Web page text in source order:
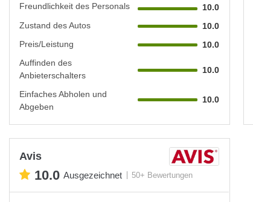
Freundlichkeit des Personals
10.0
Zustand des Autos
10.0
Preis/Leistung
10.0
Auffinden des
Anbieterschalters
10.0
Einfaches Abholen und
Abgeben
10.0
Avis
10.0 Ausgezeichnet 50+ Bewertungen